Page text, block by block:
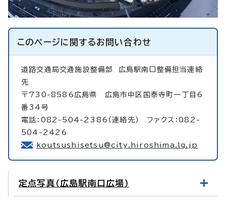
このページに関するお問い合わせ
道路交通局交通施設整備部 広島駅南口整備担当連絡
先
〒730-8586広島県 広島市中区国泰寺町一丁目6
番34号
電話：082-504-2386（連絡先） ファクス：082-
504-2426
koutsushisetsu@city.hiroshima.lg.jp
定点写真（広島駅南口広場）